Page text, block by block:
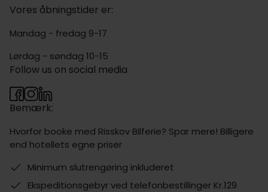
Vores åbningstider er:
Mandag - fredag 9-17
Lørdag - søndag 10-15
Bemærk:
Hvorfor booke med Risskov Bilferie? Spar mere! Billigere
end hotellets egne priser
Minimum slutrengøring inkluderet
Ekspeditionsgebyr ved telefonbestillinger Kr.129
Follow us on social media